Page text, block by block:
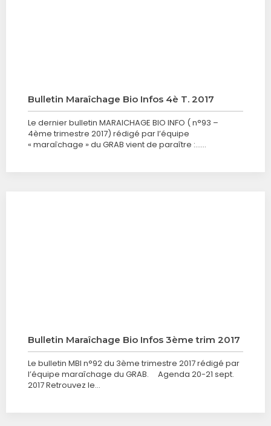
Bulletin Maraîchage Bio Infos 4è T. 2017
Le dernier bulletin MARAICHAGE BIO INFO ( n°93 –
4ème trimestre 2017) rédigé par l’équipe
« maraîchage » du GRAB vient de paraître :……
Bulletin Maraîchage Bio Infos 3ème trim 2017
Le bulletin MBI n°92 du 3ème trimestre 2017 rédigé par
l’équipe maraîchage du GRAB. Agenda 20-21 sept.
2017 Retrouvez le…